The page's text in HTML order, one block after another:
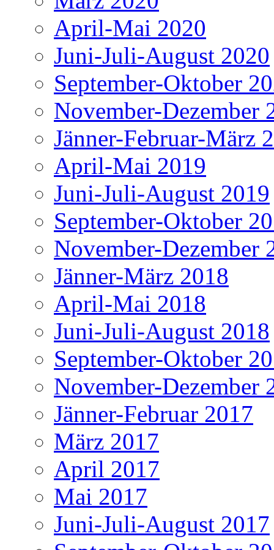
April-Mai 2020
Juni-Juli-August 2020
September-Oktober
November-Dezember
Jänner-Februar-März
April-Mai 2019
Juni-Juli-August 2019
September-Oktober
November-Dezember
Jänner-März 2018
April-Mai 2018
Juni-Juli-August 2018
September-Oktober
November-Dezember
Jänner-Februar 2017
März 2017
April 2017
Mai 2017
Juni-Juli-August 2017